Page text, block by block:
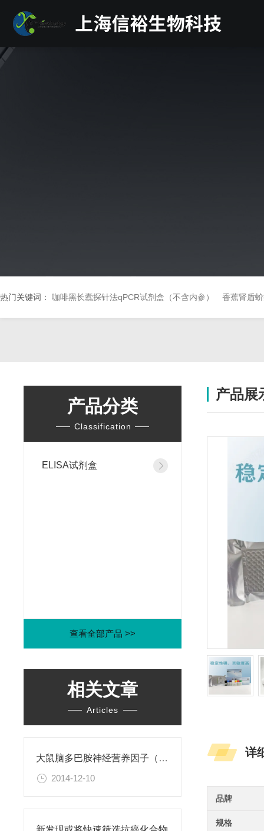
热门关键词： 咖啡黑长蠹探针法qPCR试剂盒（不含内参） 香蕉肾盾
产品分类
Classification
ELISA试剂盒
查看全部产品 >>
相关文章
Articles
大鼠脑多巴胺神经营养因子（CDNF）ELISA试剂盒
2014-12-10
产品展
详
品牌
规格